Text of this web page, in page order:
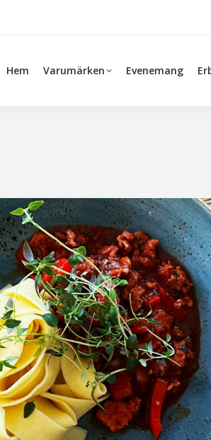
Hem Varumärken Evenemang